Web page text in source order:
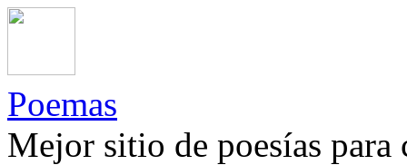
Poemas
Mejor sitio de poesías